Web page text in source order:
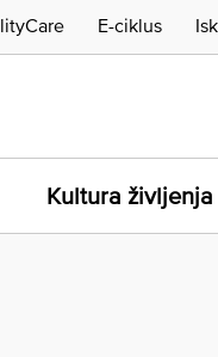
Kultura življenja
E-ciklus